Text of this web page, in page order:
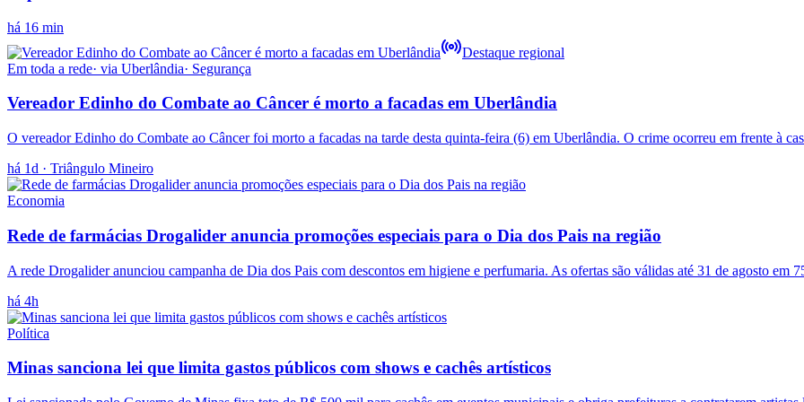
há 16 min
Destaque regional
Em toda a rede· via Uberlândia· Segurança
Vereador Edinho do Combate ao Câncer é morto a facadas em Uberlândia
O vereador Edinho do Combate ao Câncer foi morto a facadas na tarde desta quinta-feira (6) em Uberlândia. O crime ocorreu em frente à
há 1d · Triângulo Mineiro
Economia
Rede de farmácias Drogalider anuncia promoções especiais para o Dia dos Pais na região
A rede Drogalider anunciou campanha de Dia dos Pais com descontos em higiene e perfumaria. As ofertas são válidas até 31 de agosto em
há 4h
Política
Minas sanciona lei que limita gastos públicos com shows e cachês artísticos